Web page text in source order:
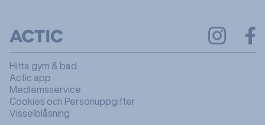
Hitta gym & bad
Actic app
Medlemsservice
Cookies och Personuppgifter
Visselblåsning